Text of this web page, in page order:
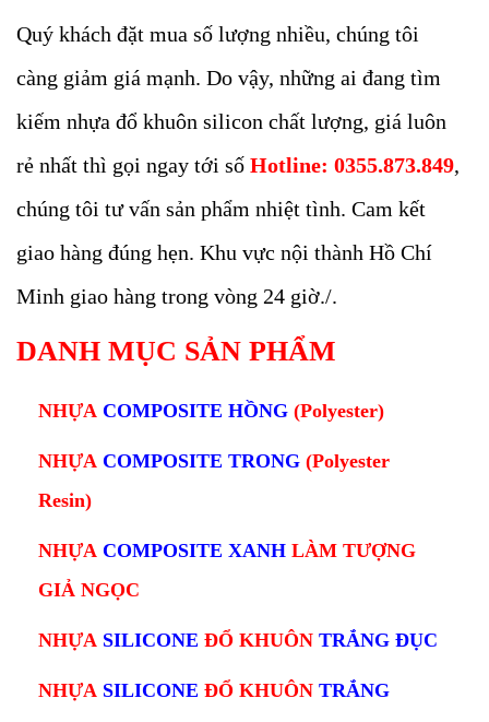
Quý khách đặt mua số lượng nhiều, chúng tôi
càng giảm giá mạnh. Do vậy, những ai đang tìm
kiếm nhựa đổ khuôn silicon chất lượng, giá luôn
rẻ nhất thì gọi ngay tới số Hotline: 0355.873.849,
chúng tôi tư vấn sản phẩm nhiệt tình. Cam kết
giao hàng đúng hẹn. Khu vực nội thành Hồ Chí
Minh giao hàng trong vòng 24 giờ./.
DANH MỤC SẢN PHẨM
NHỰA COMPOSITE HỒNG (Polyester)
NHỰA COMPOSITE TRONG (Polyester
Resin)
NHỰA COMPOSITE XANH LÀM TƯỢNG
GIẢ NGỌC
NHỰA SILICONE ĐỔ KHUÔN TRẮNG ĐỤC
NHỰA SILICONE ĐỔ KHUÔN TRẮNG